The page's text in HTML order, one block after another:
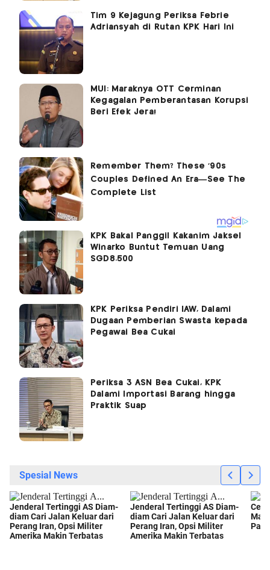
Tim 9 Kejagung Periksa Febrie
Adriansyah di Rutan KPK Hari Ini
MUI: Maraknya OTT Cerminan
Kegagalan Pemberantasan Korupsi
Beri Efek Jera!
KPK Bakal Panggil Kakanim Jaksel
Winarko Buntut Temuan Uang
SGD8.500
KPK Periksa Pendiri IAW, Dalami
Dugaan Pemberian Swasta kepada
Pegawai Bea Cukai
Periksa 3 ASN Bea Cukai, KPK
Dalami Importasi Barang hingga
Praktik Suap